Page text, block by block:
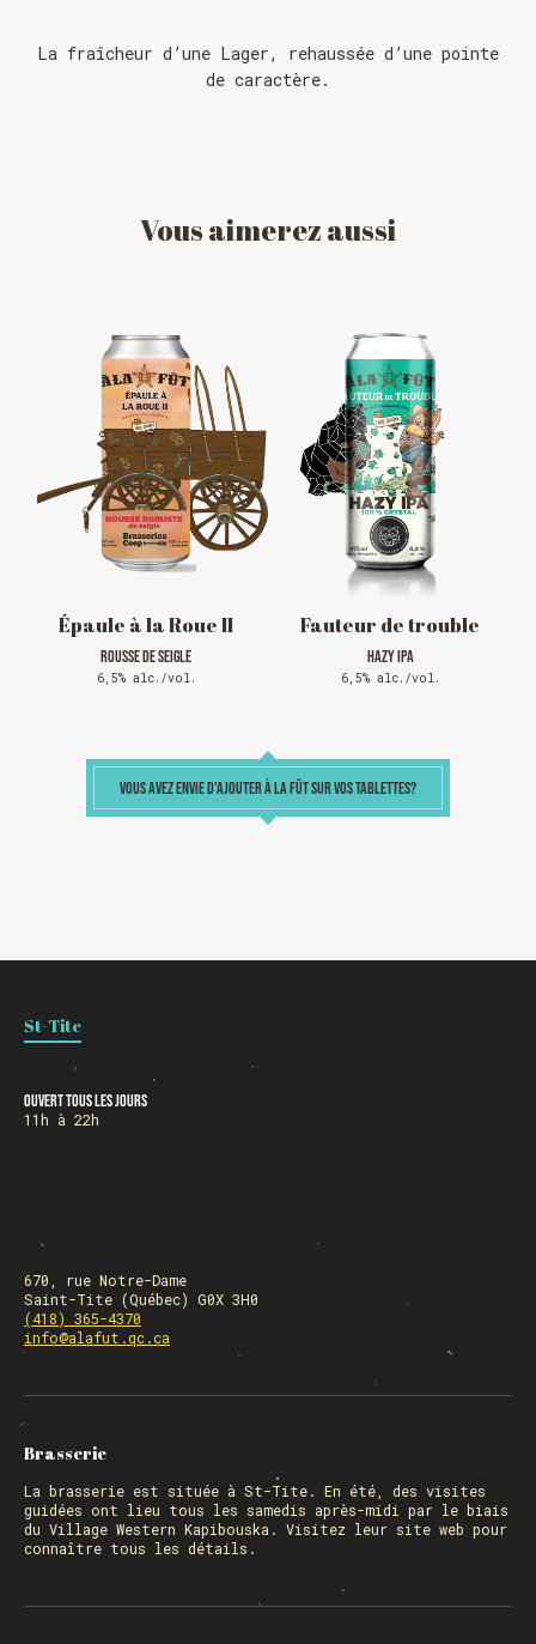
La fraîcheur d’une Lager, rehaussée d’une pointe
de caractère.
Vousaimerezaussi
Épaule à la Roue II
ROUSSE DE SEIGLE
6,5% alc./vol.
Fauteur de trouble
HAZY IPA
6,5% alc./vol.
VOUS AVEZ ENVIE D'AJOUTER À LA FÛT SUR VOS TABLETTES?
St-Tite
Ouvert tous les jours
11h à 22h
670, rue Notre-Dame
Saint-Tite (Québec) G0X 3H0
(418) 365-4370
info@alafut.qc.ca
Brasserie
La brasserie est située à St-Tite. En été, des visites
guidées ont lieu tous les samedis après-midi par le biais
du Village Western Kapibouska. Visitez leur site web pour
connaître tous les détails.
HORAIRE DES FÊTES
FERMÉ du 23 au 25 décembre
OUVERT 26 et 27 déc. de 11h à 22h
OUVERT 28 et 29 déc. de 09h à 22h
OUVERT 30 déc. de 11h à 22h
FERMÉ 31 déc. et 01 janvier